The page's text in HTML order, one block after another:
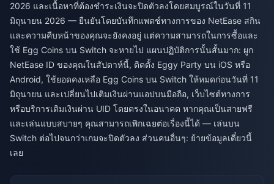
2026 และเนื้อหาที่ต้องชำระเงินจะปิดตัวลงโดยสมบูรณ์ในวันที่ 11
มิถุนายน 2026 — ยืนยันโดยบันทึกแพตช์ทางการของ NetEase สกิน
และความคืบหน้าของคุณจะยังคงอยู่ แต่ความสามารถในการซื้อและ
ใช้ Egg Coins บน Switch จะหายไป แผนปฏิบัติการนั้นสั้นมาก: ผูก
NetEase ID ของคุณในสัปดาห์นี้, ติดตั้ง Eggy Party บน iOS หรือ
Android, ใช้ยอดคงเหลือ Egg Coins บน Switch ให้หมดก่อนวันที่ 11
มิถุนายน และเปลี่ยนไปเติมเงินผ่านแอปบนมือถือ, เว็บไซต์ทางการ
หรือบริการเติมเงินผ่าน UID โดยตรงในอนาคต หากคุณเป็นสายฟรี
และเล่นแบบสบายๆ คุณสามารถเพิกเฉยต่อเรื่องนี้ได้ — เล่นบน
Switch ต่อไปจนกว่าเกมจะปิดตัวลง ส่วนคนอื่นๆ: ย้ายข้อมูลเดี๋ยวนี้
เลย